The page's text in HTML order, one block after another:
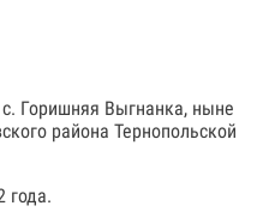
Горишняя Выгнанка, ныне
района Тернопольской
года.